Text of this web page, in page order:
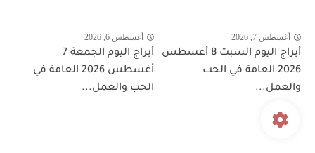
أغسطس 7, 2026
أبراج اليوم السبت 8 أغسطس
2026 العامة في الحب
والعمل...
أغسطس 6, 2026
أبراج اليوم الجمعة 7
أغسطس 2026 العامة في
الحب والعمل...